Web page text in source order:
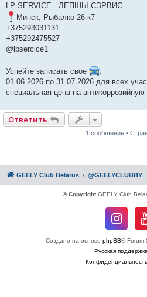
LP SERVICE - ЛЕПШЫ СЭРВИС
Минск, Рыбалко 26 к7
+375293031131
+375292475527
@lpsercice1
Успейте записать свое
:
01.06.2026 по 31.07.2026 для всех
специальная цена на антикоррозийную
Ответить
1 сообщение •
GEELY Club Belarus @GEELYCLUBBY
© CopyrightGEELY Club
Создано на основе phpBB® Forum
Русская
Конфиденциальность